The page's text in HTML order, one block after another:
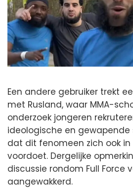
Een andere gebruiker trekt
met Rusland, waar MMA-
onderzoek jongeren
ideologische en gewapende
dat dit fenomeen zich ook in
voordoet. Dergelijke
discussie rondom Full Force
aangewakkerd.